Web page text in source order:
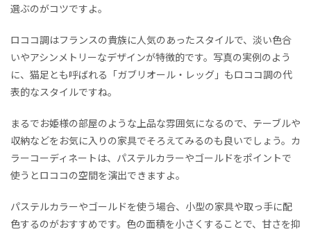
選ぶのがコツですよ。
ロココ調はフランスの貴族に人気のあったスタイルで、淡い色合
いやアシンメトリーなデザインが特徴的です。写真の実例のよう
に、猫足 とも呼ばれる 「ガブリオール・レッグ」もロココ調の代
表的なスタイルですね。
まるでお姫様の部屋のような上品な雰囲気になるので、テーブルや
収納などをお気に入りの家具でそろえてみるのも良いでしょう。カ
ラーコーディネートは、パステルカラーやゴールドをポイントで
使うとロココの空間を演出できますよ。
パステルカラーやゴールドを使う場合、小型の家具や取っ手に配
色するのがおすすめです。色の面積を小さくすることで、甘さを抑